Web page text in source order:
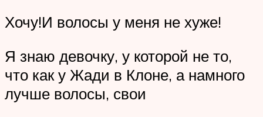
Хочу!И волосы у меня не хуже!
Я знаю девочку, у которой не то,
что как у Жади в Клоне, а намного
лучше волосы, свои